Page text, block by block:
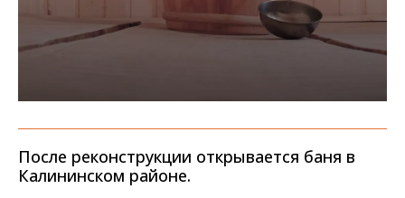
После реконструкции открывается баня в
Калининском районе.